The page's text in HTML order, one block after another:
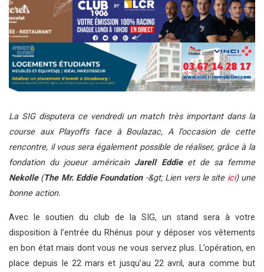
La SIG disputera ce vendredi un match très important dans la
course aux Playoffs face à Boulazac, A l’occasion de cette
rencontre, il vous sera également possible de réaliser, grâce à la
fondation du joueur américain Jarell Eddieet de sa femme
Nekolle(The Mr. Eddie Foundation-&gt; Lien vers le site ici) une
bonne action.
Avec le soutien du club de la SIG, un stand sera à votre
disposition à l’entrée du Rhénus pour y déposer vos vêtements
en bon état mais dont vous ne vous servez plus. L’opération, en
place depuis le 22 mars et jusqu’au 22 avril, aura comme but